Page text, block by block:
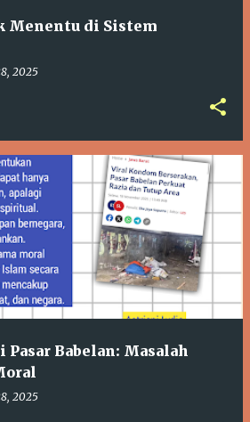
Menentu di Sistem
2025
Pasar Babelan: Masalah
2025